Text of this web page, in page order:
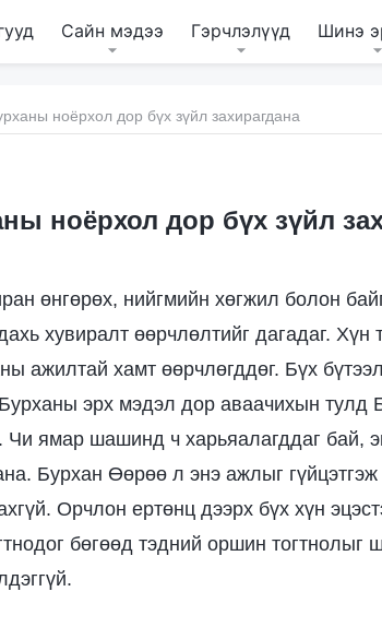
Сайн мэдээ Гэрчлэлүүд Шинэ
ноёрхол дор бүх зүйл захирагдана
ноёрхол дор бүх зүйл
өнгөрөх, нийгмийн хөгжил болон
хувиралт өөрчлөлтийг дагадаг. Хүн
ажилтай хамт өөрчлөгддөг. Бүх
эрх мэдэл дор аваачихын тулд
ямар шашинд ч харьяалагддаг бай,
Бурхан Өөрөө л энэ ажлыг
Орчлон ертөнц дээрх бүх хүн
бөгөөд тэдний оршин тогтнолыг